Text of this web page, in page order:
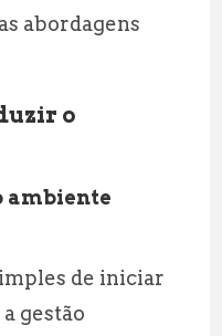
abordagens
o
ambiente
de iniciar
gestão